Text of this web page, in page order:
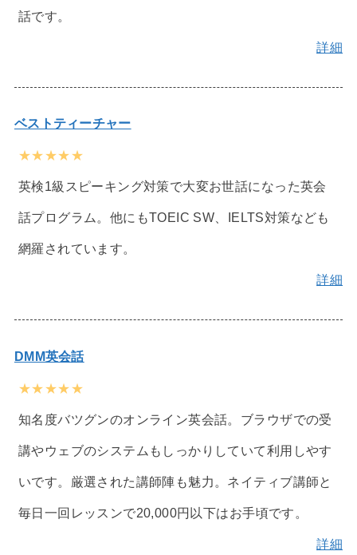
話です。
詳細
ベストティーチャー
★★★★★
英検1級スピーキング対策で大変お世話になった英会
話プログラム。他にもTOEIC SW、IELTS対策なども
網羅されています。
詳細
DMM英会話
★★★★★
知名度バツグンのオンライン英会話。ブラウザでの受
講やウェブのシステムもしっかりしていて利用しやす
いです。厳選された講師陣も魅力。ネイティブ講師と
毎日一回レッスンで20,000円以下はお手頃です。
詳細